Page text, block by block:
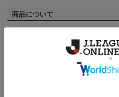
商品について
商品画像は、お使いのパソコンの
のメーカー・機種・画面設定等に
て見える場合がございます。あら
取り扱い商品によっては、パッケ